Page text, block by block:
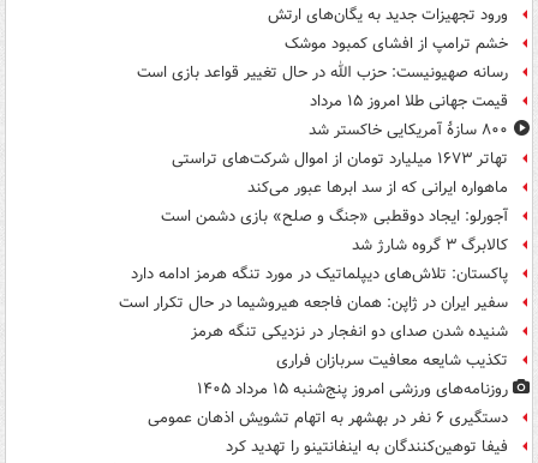
ورود تجهیزات جدید به یگان‌های ارتش
خشم ترامپ از افشای کمبود موشک
رسانه صهیونیست: حزب الله در حال تغییر قواعد بازی است
قیمت جهانی طلا امروز ۱۵ مرداد
۸۰۰ سازۀ آمریکایی خاکستر شد
تهاتر ۱۶۷۳ میلیارد تومان از اموال شرکت‌های تراستی
ماهواره ایرانی که از سد ابرها عبور می‌کند
آجورلو: ایجاد دوقطبی «جنگ و صلح‌» بازی دشمن است
کالابرگ ۳ گروه شارژ شد
پاکستان: تلاش‌های دیپلماتیک در مورد تنگه هرمز ادامه دارد
سفیر ایران در ژاپن: همان فاجعه هیروشیما در حال تکرار است
شنیده شدن صدای دو انفجار در نزدیکی تنگه هرمز
تکذیب شایعه معافیت سربازان فراری
روزنامه‌های ورزشی امروز پنج‌شنبه ۱۵ مرداد ۱۴۰۵
دستگیری ۶ نفر در بهشهر به اتهام تشویش اذهان عمومی
فیفا توهین‌کنندگان به اینفانتینو را تهدید کرد